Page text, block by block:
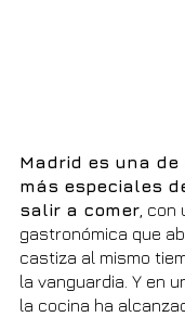
Madrid es una
más especiales
salir a comer ,
gastronómica que
castiza al mismo
la vanguardia. Y en
la cocina ha